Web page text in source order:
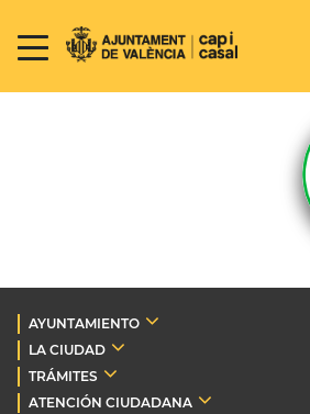
AYUNTAMIENTO
LA CIUDAD
TRÁMITES
ATENCIÓN CIUDADANA